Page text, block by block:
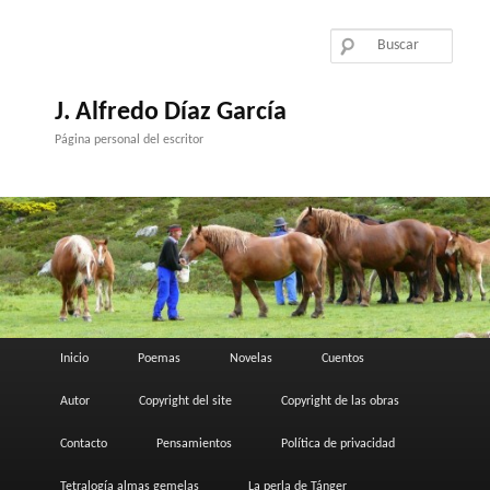
J. Alfredo Díaz García
Página personal del escritor
Inicio Poemas Novelas Cuentos
Autor Copyright del site Copyright de las obras
Contacto Pensamientos Política de privacidad
Tetralogía almas gemelas La perla de Tánger